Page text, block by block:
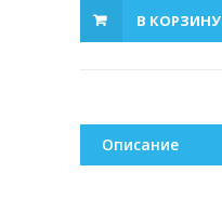
В КОРЗИНУ
Описание